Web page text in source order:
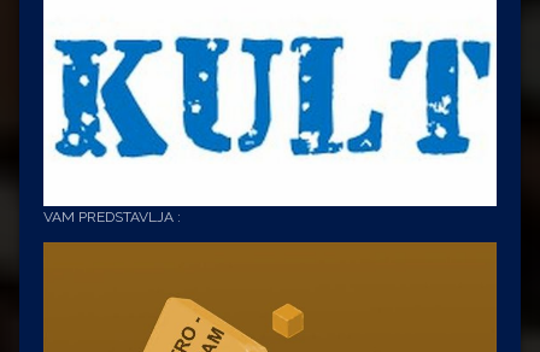
VAM PREDSTAVLJA :